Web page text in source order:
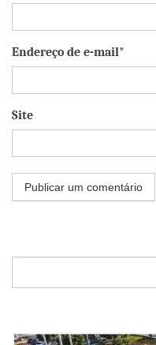
Endereço de e-mail*
Site
por: